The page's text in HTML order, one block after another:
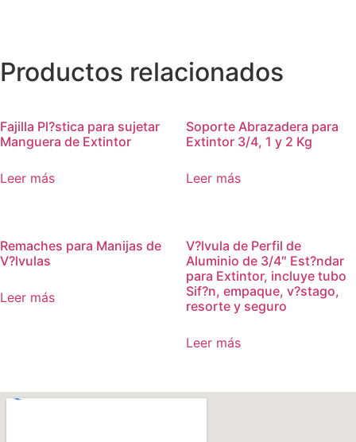
Productos relacionados
Fajilla Pl?stica para sujetar
Manguera de Extintor
Leer más
Soporte Abrazadera para
Extintor 3/4, 1 y 2 Kg
Leer más
Remaches para Manijas de
V?lvulas
Leer más
V?lvula de Perfil de
Aluminio de 3/4″ Est?ndar
para Extintor, incluye tubo
Sif?n, empaque, v?stago,
resorte y seguro
Leer más